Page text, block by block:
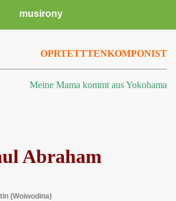
musirony
OPRTETTTENKOMPONIST
Meine Mama kommt aus Yokohama
Abraham
(Woiwodina)